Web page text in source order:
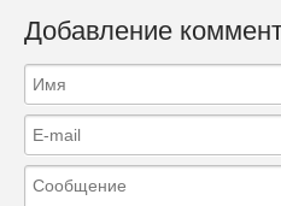
Добавление